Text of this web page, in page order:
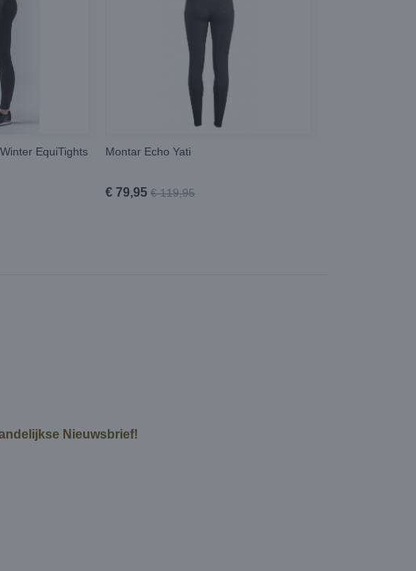
EquiTights
Montar Echo Yati
€ 79,95 € 119,95
Nieuwsbrief!